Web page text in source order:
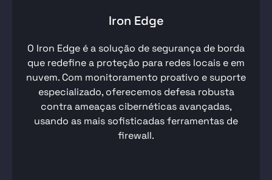
Iron Edge
O Iron Edge é a solução de segurança de borda
que redefine a proteção para redes locais e em
nuvem. Com monitoramento proativo e suporte
especializado, oferecemos defesa robusta
contra ameaças cibernéticasavançadas,
usando as mais sofisticadas ferramentas de
firewall.